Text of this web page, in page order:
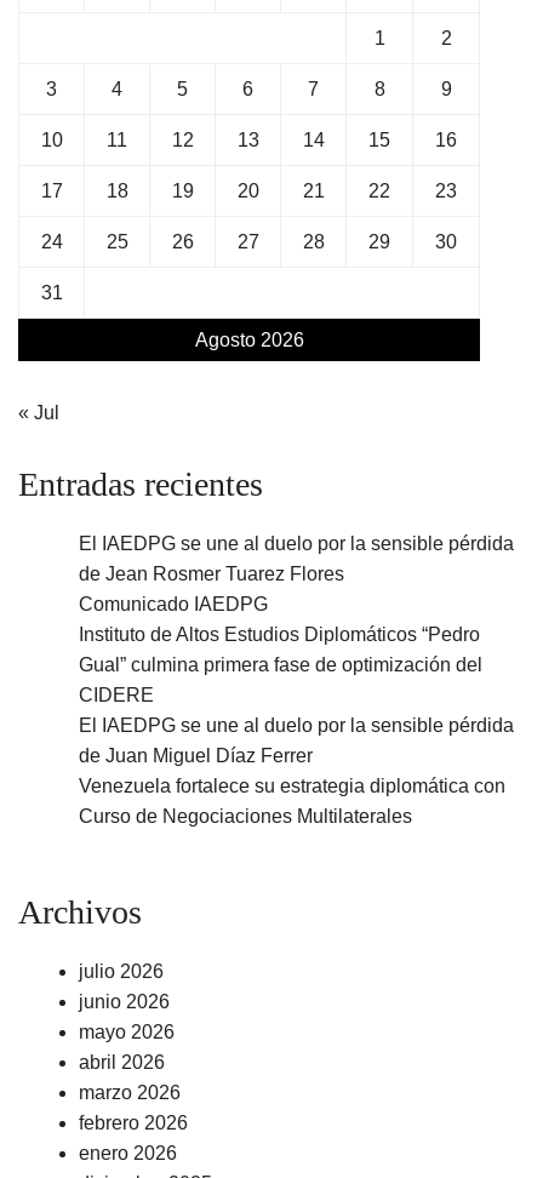
Agosto 2026
1 2
3 4 5 6 7 8 9
10 11 12 13 14 15 16
17 18 19 20 21 22 23
24 25 26 27 28 29 30
31
« Jul
Entradas recientes
El IAEDPG se une al duelo por la sensible pérdida
de Jean Rosmer Tuarez Flores
Comunicado IAEDPG
Instituto de Altos Estudios Diplomáticos “Pedro
Gual” culmina primera fase de optimización del
CIDERE
El IAEDPG se une al duelo por la sensible pérdida
de Juan Miguel Díaz Ferrer
Venezuela fortalece su estrategia diplomática con
Curso de Negociaciones Multilaterales
Archivos
julio 2026
junio 2026
mayo 2026
abril 2026
marzo 2026
febrero 2026
enero 2026